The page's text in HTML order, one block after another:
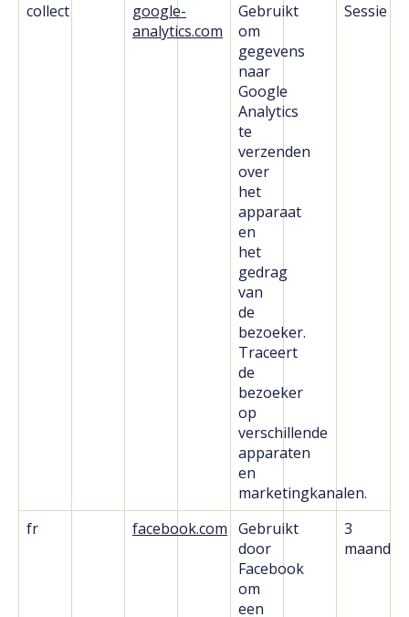
collect
google-
analytics.com
Gebruikt
om
gegevens
naar
Google
Analytics
te
verzenden
over
het
apparaat
en
het
gedrag
van
de
bezoeker.
Traceert
de
bezoeker
op
verschillende
apparaten
en
marketingkanalen.
Sessie
fr facebook.com Gebruikt
door
Facebook
om
een
3
maanden